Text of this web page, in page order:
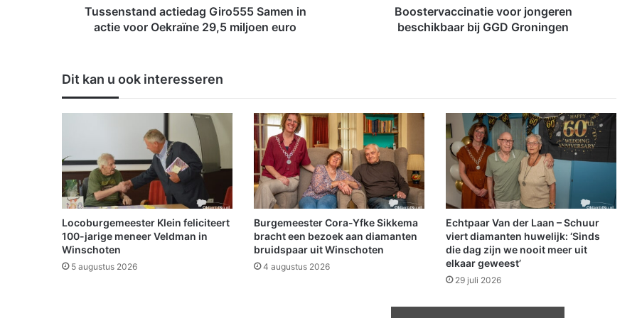
i
e
d
G
i
r
o
5
5
5
S
Tussenstand actiedag Giro555 Samen in
actie voor Oekraïne 29,5 miljoen euro
i
e
v
o
o
r
j
o
n
g
e
Boostervaccinatie voor jongeren
beschikbaar bij GGD Groningen
Dit kan u ook interesseren
Locoburgemeester Klein feliciteert
100-jarige meneer Veldman in
Winschoten
5 augustus 2026
Burgemeester Cora-Yfke Sikkema
bracht een bezoek aan diamanten
bruidspaar uit Winschoten
4 augustus 2026
Echtpaar Van der Laan – Schuur
viert diamanten huwelijk: ‘Sinds
die dag zijn we nooit meer uit
elkaar geweest’
29 juli 2026